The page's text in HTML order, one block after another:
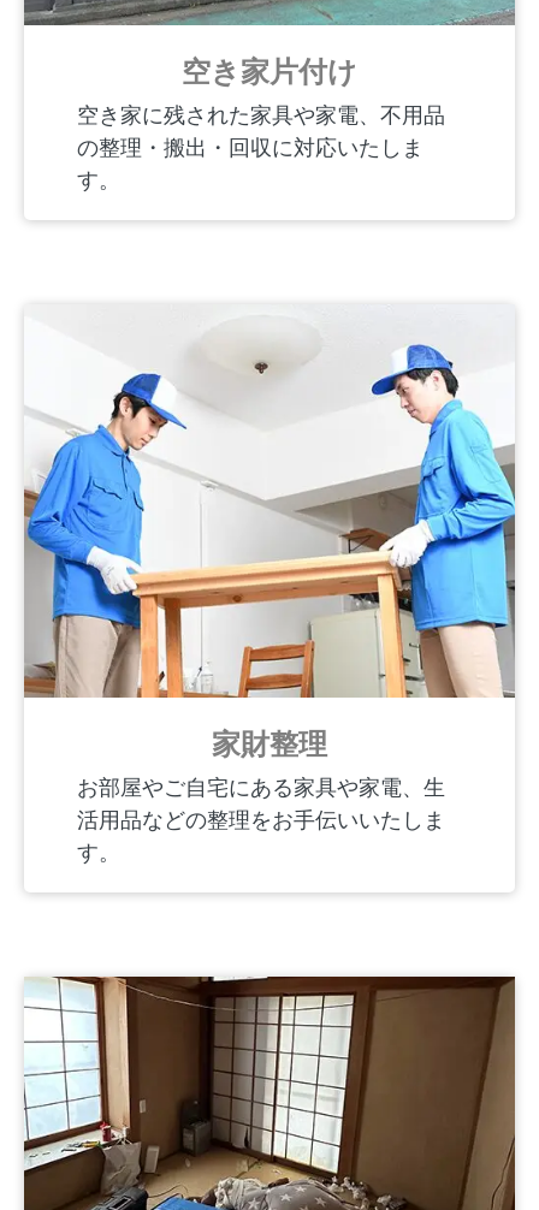
空き家片付け
空き家に残された家具や家電、不用品
の整理・搬出・回収に対応いたしま
す。
家財整理
お部屋やご自宅にある家具や家電、生
活用品などの整理をお手伝いいたしま
す。